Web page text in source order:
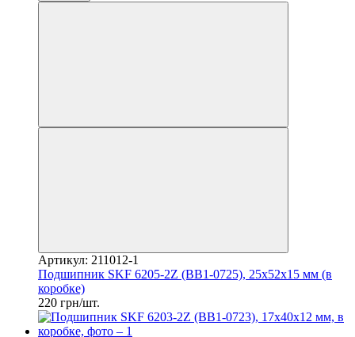
Артикул: 211012-1
Подшипник SKF 6205-2Z (BB1-0725), 25x52x15 мм (в
коробке)
220 грн/шт.